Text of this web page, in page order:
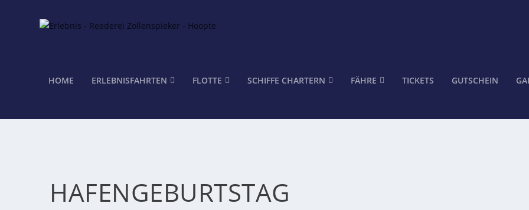
HOME ERLEBNISFAHRTEN FLOTTE SCHIFFE CHARTERN FÄHRE TICKETS GUTSCHEIN
HAFENGEBURTSTAG